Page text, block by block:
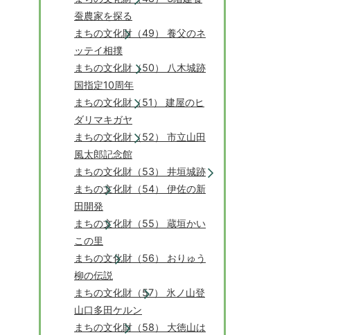
蚕農家を探る
まちの文化財（49） 養父のネ
ッテイ相撲
まちの文化財（50） 八木城跡
国指定10周年
まちの文化財（51） 建屋のヒ
ダリマキガヤ
まちの文化財（52） 市立山田
風太郎記念館
まちの文化財（53） 井垣城跡
まちの文化財（54） 伊佐の新
田開発
まちの文化財（55） 蔵垣かい
この里
まちの文化財（56） おりゅう
柳の伝説
まちの文化財（57） 氷ノ山登
山口多田ケルン
まちの文化財（58） 大徳山は